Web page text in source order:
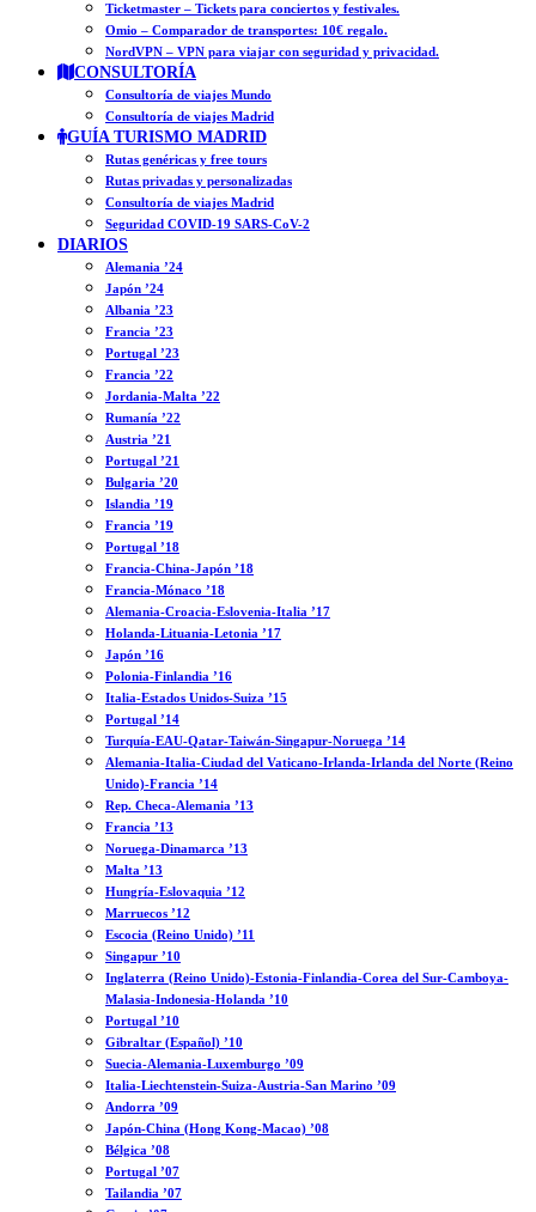
Ticketmaster – Tickets para conciertos y festivales.
Omio – Comparador de transportes: 10€ regalo.
NordVPN – VPN para viajar con seguridad y privacidad.
CONSULTORÍA
Consultoría de viajes Mundo
Consultoría de viajes Madrid
GUÍA TURISMO MADRID
Rutas genéricas y free tours
Rutas privadas y personalizadas
Consultoría de viajes Madrid
Seguridad COVID-19 SARS-CoV-2
DIARIOS
Alemania ’24
Japón ’24
Albania ’23
Francia ’23
Portugal ’23
Francia ’22
Jordania-Malta ’22
Rumanía ’22
Austria ’21
Portugal ’21
Bulgaria ’20
Islandia ’19
Francia ’19
Portugal ’18
Francia-China-Japón ’18
Francia-Mónaco ’18
Alemania-Croacia-Eslovenia-Italia ’17
Holanda-Lituania-Letonia ’17
Japón ’16
Polonia-Finlandia ’16
Italia-Estados Unidos-Suiza ’15
Portugal ’14
Turquía-EAU-Qatar-Taiwán-Singapur-Noruega ’14
Alemania-Italia-Ciudad del Vaticano-Irlanda-Irlanda del Norte (Reino
Unido)-Francia ’14
Rep. Checa-Alemania ’13
Francia ’13
Noruega-Dinamarca ’13
Malta ’13
Hungría-Eslovaquia ’12
Marruecos ’12
Escocia (Reino Unido) ’11
Singapur ’10
Inglaterra (Reino Unido)-Estonia-Finlandia-Corea del Sur-Camboya-
Malasia-Indonesia-Holanda ’10
Portugal ’10
Gibraltar (Español) ’10
Suecia-Alemania-Luxemburgo ’09
Italia-Liechtenstein-Suiza-Austria-San Marino ’09
Andorra ’09
Japón-China (Hong Kong-Macao) ’08
Bélgica ’08
Portugal ’07
Tailandia ’07